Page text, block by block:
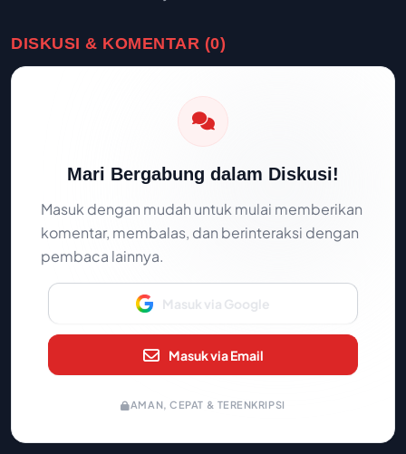
DISKUSI & KOMENTAR (0)
Mari Bergabung dalam Diskusi!
Masuk dengan mudah untuk mulai memberikan
komentar, membalas, dan berinteraksi dengan
pembaca lainnya.
Masuk via Google
Masuk via Email
AMAN, CEPAT & TERENKRIPSI